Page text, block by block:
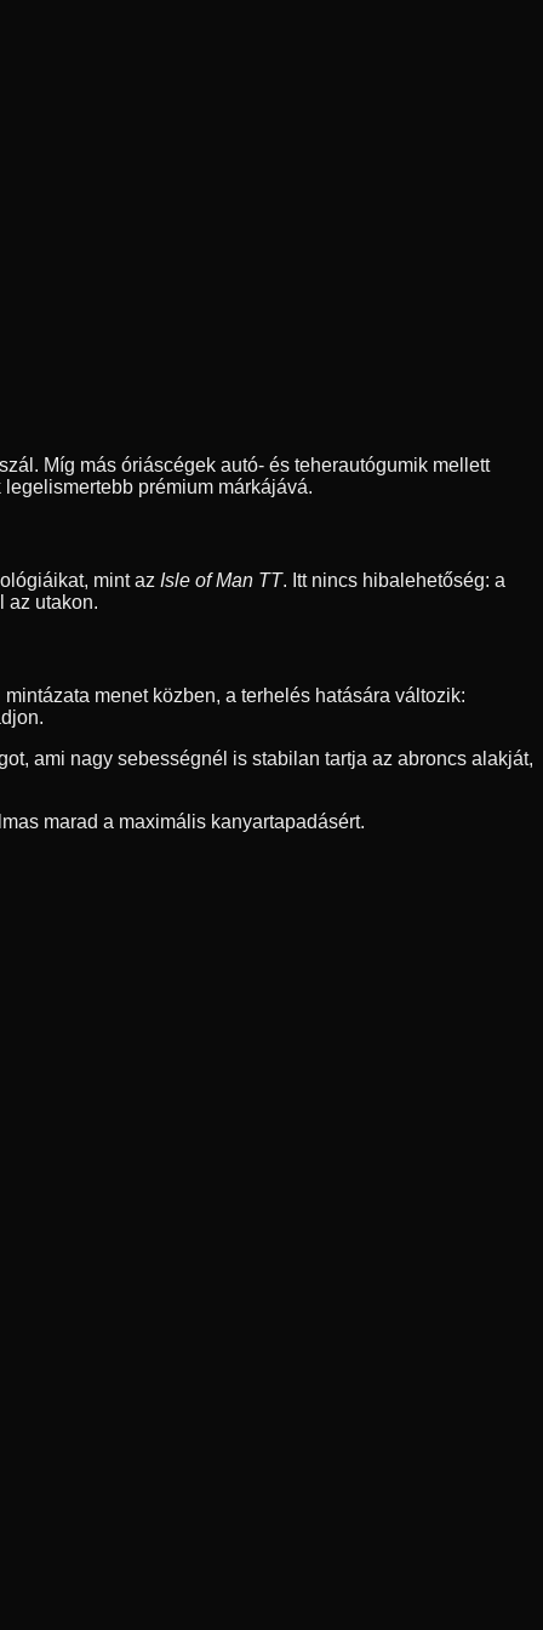
Míg más óriáscégek autó- és teherautógumik mellett
prémium márkájává.
mint az Isle of Man TT. Itt nincs hibalehetőség: a
az utakon.
menet közben, a terhelés hatására változik:
ami nagy sebességnél is stabilan tartja az abroncs alakját,
marad a maximális kanyartapadásért.